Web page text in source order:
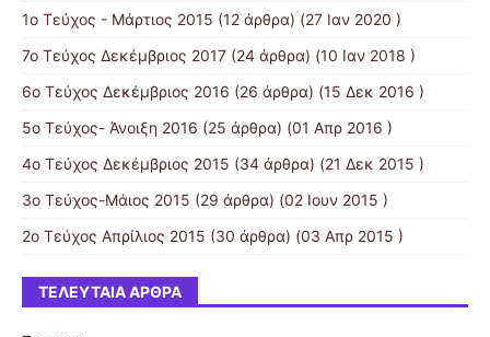
1ο Τεύχος - Μάρτιος 2015 (12 άρθρα) (27 Ιαν 2020 )
7ο Τεύχος Δεκέμβριος 2017 (24 άρθρα) (10 Ιαν 2018 )
6ο Τεύχος Δεκέμβριος 2016 (26 άρθρα) (15 Δεκ 2016 )
5ο Τεύχος- Άνοιξη 2016 (25 άρθρα) (01 Απρ 2016 )
4ο Τεύχος Δεκέμβριος 2015 (34 άρθρα) (21 Δεκ 2015 )
3ο Τεύχος-Μάιος 2015 (29 άρθρα) (02 Ιουν 2015 )
2ο Τεύχος Απρίλιος 2015 (30 άρθρα) (03 Απρ 2015 )
ΤΕΛΕΥΤΑΊΑ ΆΡΘΡΑ